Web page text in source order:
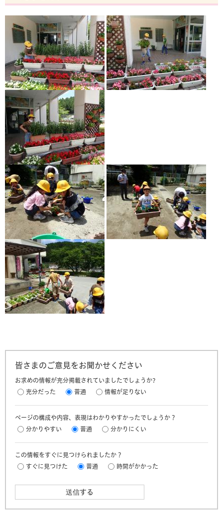
皆さまのご意見をお聞かせください
お求めの情報が充分掲載されていましたでしょうか?
充分だった
普通 情報が足りない
ページの構成や内容、表現はわかりやすかったでしょうか？
分かりやすい
普通 分かりにくい
この情報をすぐに見つけられましたか？
すぐに見つけた
普通 時間がかかった